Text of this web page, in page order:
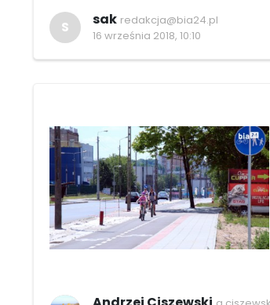
S sak redakcja@bia24.pl
16 września 2018, 10:10